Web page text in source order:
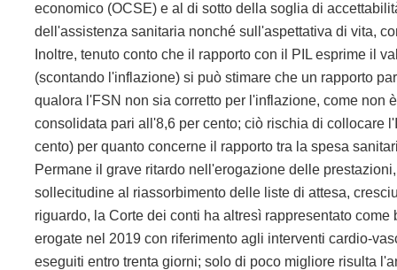
economico (OCSE) e al di sotto della soglia di
dell'assistenza sanitaria nonché sull'aspettativa di vita,
Inoltre, tenuto conto che il rapporto con il PIL esprime il
(scontando l'inflazione) si può stimare che un rapporto
qualora l'FSN non sia corretto per l'inflazione, come non
consolidata pari all'8,6 per cento; ciò rischia di collocare
cento) per quanto concerne il rapporto tra la spesa
Permane il grave ritardo nell'erogazione delle
sollecitudine al riassorbimento delle liste di attesa,
riguardo, la Corte dei conti ha altresì rappresentato
erogate nel 2019 con riferimento agli interventi cardio-
eseguiti entro trenta giorni; solo di poco migliore risulta